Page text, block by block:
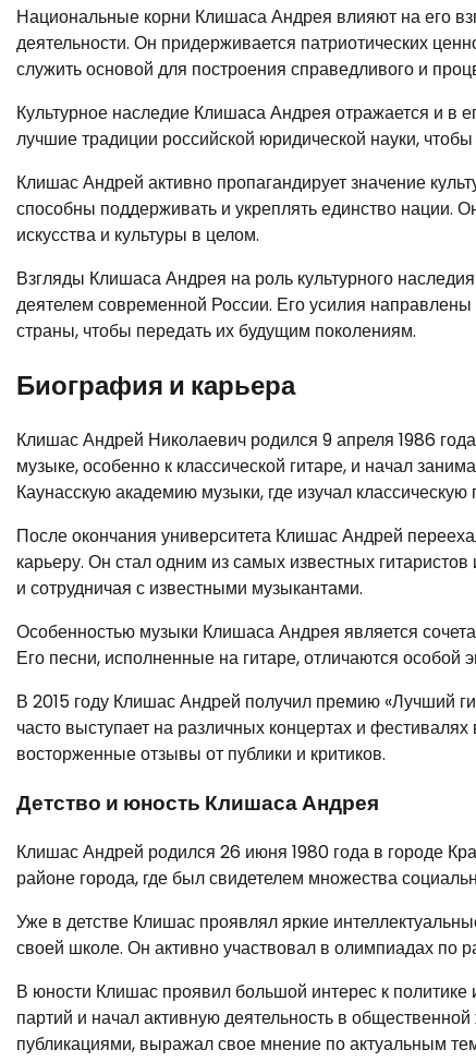
Национальные корни Клишаса Андрея влияют на его
деятельности. Он придерживается патриотических
служить основой для построения справедливого и
Культурное наследие Клишаса Андрея отражается и в
лучшие традиции российской юридической науки,
Клишас Андрей активно пропагандирует значение
способны поддерживать и укреплять единство нации.
искусства и культуры в целом.
Взгляды Клишаса Андрея на роль культурного
деятелем современной России. Его усилия
страны, чтобы передать их будущим поколениям.
Биография и карьера
Клишас Андрей Николаевич родился 9 апреля 1986
музыке, особенно к классической гитаре, и начал
Каунасскую академию музыки, где изучал классическую
После окончания университета Клишас Андрей
карьеру. Он стал одним из самых известных
и сотрудничая с известными музыкантами.
Особенностью музыки Клишаса Андрея является
Его песни, исполненные на гитаре, отличаются особой
В 2015 году Клишас Андрей получил премию «Лучший
часто выступает на различных концертах и
восторженные отзывы от публики и критиков.
Детство и юность Клишаса Андрея
Клишас Андрей родился 26 июня 1980 года в городе
районе города, где был свидетелем множества
Уже в детстве Клишас проявлял яркие
своей школе. Он активно участвовал в олимпиадах по
В юности Клишас проявил большой интерес к
партий и начал активную деятельность в
публикациями, выражал свое мнение по актуальным